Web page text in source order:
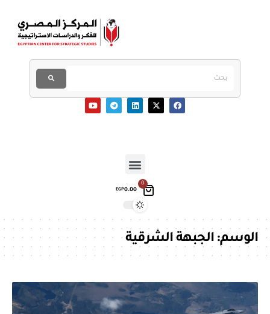
0
EGP0.00
الوسم:الجبهة الشرقية